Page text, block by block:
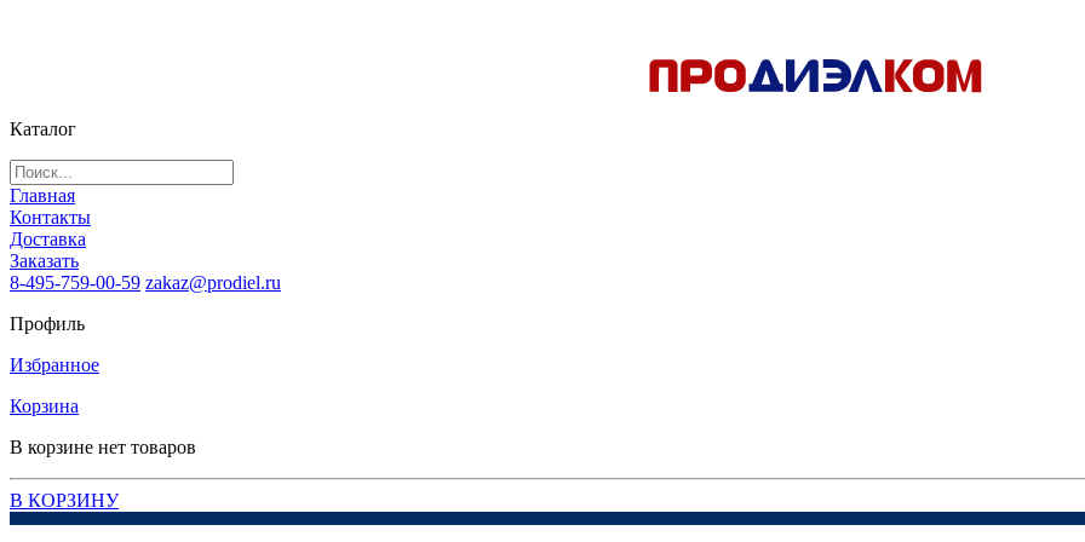
Каталог
Главная
Контакты
Доставка
Заказать
8-495-759-00-59 zakaz@prodiel.ru
Профиль
Избранное
Корзина
В корзине нет товаров
В КОРЗИНУ